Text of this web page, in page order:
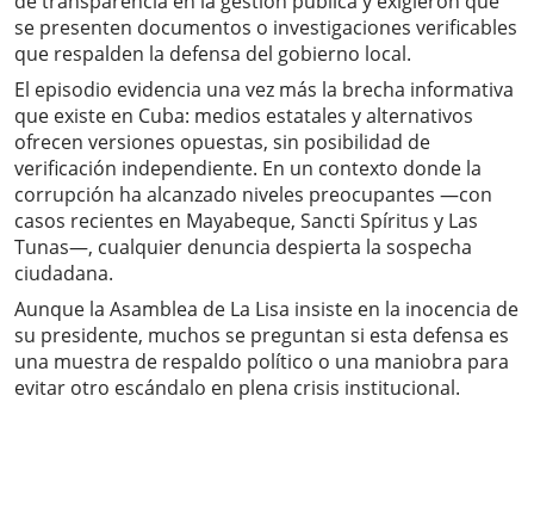
se presenten documentos o investigaciones verificables
que respalden la defensa del gobierno local.
El episodio evidencia una vez más la brecha informativa
que existe en Cuba: medios estatales y alternativos
ofrecen versiones opuestas, sin posibilidad de
verificación independiente. En un contexto donde la
corrupción ha alcanzado niveles preocupantes —con
casos recientes en Mayabeque, Sancti Spíritus y Las
Tunas—, cualquier denuncia despierta la sospecha
ciudadana.
Aunque la Asamblea de La Lisa insiste en la inocencia de
su presidente, muchos se preguntan si esta defensa es
una muestra de respaldo político o una maniobra para
evitar otro escándalo en plena crisis institucional.